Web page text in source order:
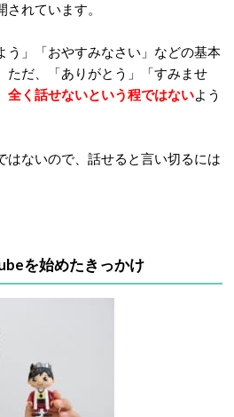
れています。
う」「おやすみなさい」などの基本
ただ、「ありがとう」「すみませ
全く話せないという程ではないよう
はないので、話せると言い切るには
を始めたきっかけ